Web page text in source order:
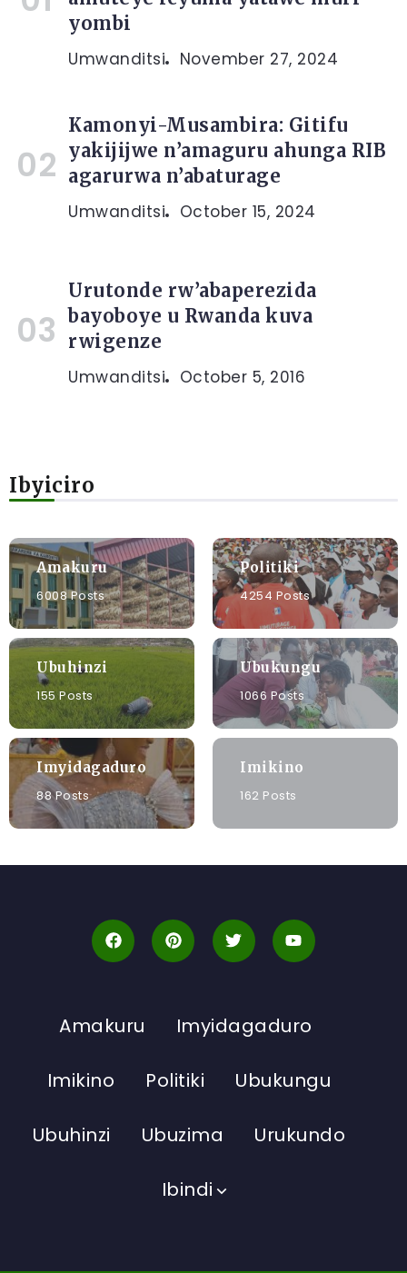
yombi
Umwanditsi November 27, 2024
Kamonyi-Musambira: Gitifu
yakijijwe n’amaguru ahunga RIB
agarurwa n’abaturage
Umwanditsi October 15, 2024
Urutonde rw’abaperezida
bayoboye u Rwanda kuva
rwigenze
Umwanditsi October 5, 2016
Ibyiciro
Amakuru
6008 Posts
Politiki
4254 Posts
Ubuhinzi
155 Posts
Ubukungu
1066 Posts
Imyidagaduro
88 Posts
Imikino
162 Posts
Amakuru Imyidagaduro
Imikino Politiki Ubukungu
Ubuhinzi Ubuzima Urukundo
Ibindi